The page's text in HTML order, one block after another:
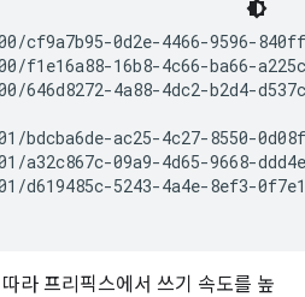
cf9a7b95-0d2e-4466-9596-
f1e16a88-16b8-4c66-ba66-
646d8272-4a88-4dc2-b2d4-
bdcba6de-ac25-4c27-8550-
a32c867c-09a9-4d65-9668-
d619485c-5243-4a4e-8ef3-
라 프리픽스에서 쓰기 속도를 높